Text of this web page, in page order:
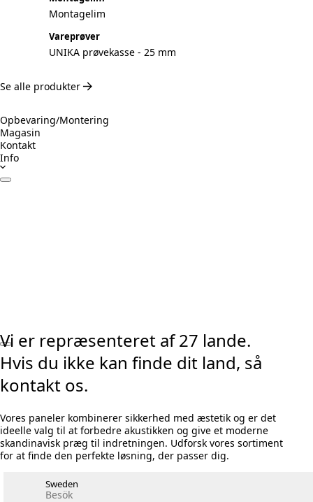
Montagelim
Vareprøver
UNIKA prøvekasse - 25 mm
Se alle produkter
Opbevaring/Montering
Magasin
Kontakt
Info
Vi er repræsenteret af 27 lande.
Hvis du ikke kan finde dit land, så
kontakt os.
Vores paneler kombinerer sikkerhed med æstetik og er det
ideelle valg til at forbedre akustikken og give et moderne
skandinavisk præg til indretningen. Udforsk vores sortiment
for at finde den perfekte løsning, der passer dig.
Sweden
Besök